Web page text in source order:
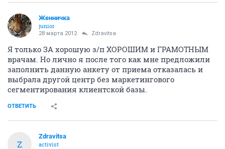
Женничка
junior
28 марта 2012 Zdravitsa
Я только ЗА хорошую з/п ХОРОШИМ и ГРАМОТНЫМ
врачам. Но лично я после того как мне предложили
заполнить данную анкету от приема отказалась и
выбрала другой центр без маркетингового
сегментирования клиентской базы.
ОТВЕТИТЬ
Z
Zdravitsa
activist